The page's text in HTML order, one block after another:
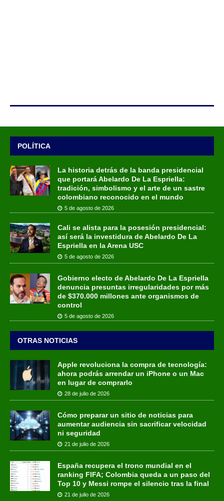
POLÍTICA
La historia detrás de la banda presidencial
que portará Abelardo De La Espriella:
tradición, simbolismo y el arte de un sastre
colombiano reconocido en el mundo
5 de agosto de 2026
Cali se alista para la posesión presidencial:
así será la investidura de Abelardo De La
Espriella en la Arena USC
5 de agosto de 2026
Gobierno electo de Abelardo De La Espriella
denuncia presuntas irregularidades por más
de $370.000 millones ante organismos de
control
5 de agosto de 2026
OTRAS NOTICIAS
Apple revoluciona la compra de tecnología:
ahora podrás arrendar un iPhone o un Mac
en lugar de comprarlo
28 de julio de 2026
Cómo preparar un sitio de noticias para
aumentar audiencia sin sacrificar velocidad
ni seguridad
21 de julio de 2026
España recupera el trono mundial en el
ranking FIFA; Colombia queda a un paso del
Top 10 y Messi rompe el silencio tras la final
21 de julio de 2026